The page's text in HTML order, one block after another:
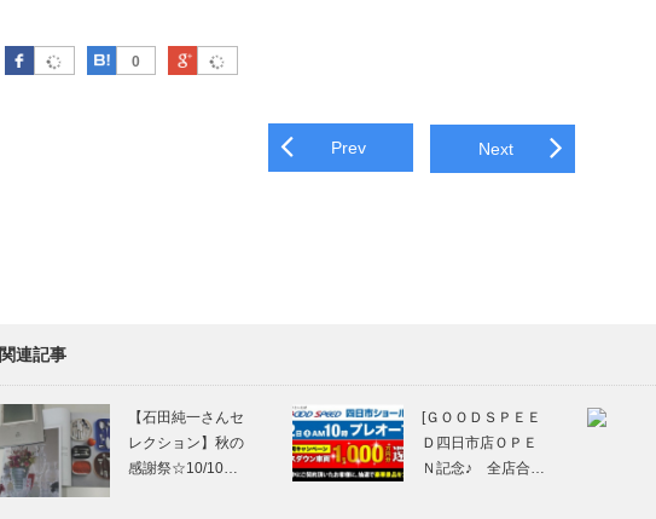
Facebook 0
はてなブックマーク
Google Plus
Post navigation Prev Next
関連記事
【石田純一さんセ
レクション】秋の
感謝祭☆10/10…
[ＧＯＯＤＳＰＥＥ
Ｄ四日市店ＯＰＥ
Ｎ記念♪ 全店合…